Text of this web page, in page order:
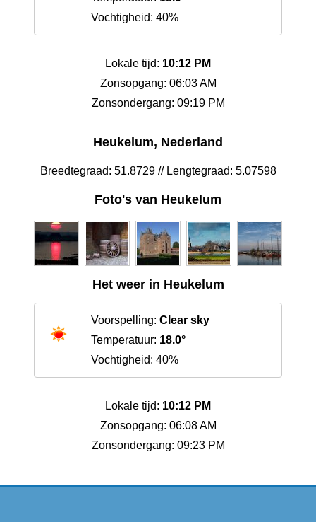
Vochtigheid: 40%
Lokale tijd: 10:12 PM
Zonsopgang: 06:03 AM
Zonsondergang: 09:19 PM
Heukelum, Nederland
Breedtegraad: 51.8729 // Lengtegraad: 5.07598
Foto's van Heukelum
Het weer in Heukelum
Voorspelling: Clear sky
Temperatuur: 18.0°
Vochtigheid: 40%
Lokale tijd: 10:12 PM
Zonsopgang: 06:08 AM
Zonsondergang: 09:23 PM